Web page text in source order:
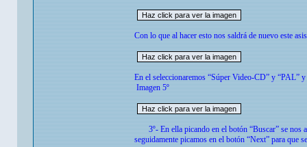
Con lo que al hacer esto nos saldrá de nuevo este
En el seleccionaremos “Súper Video-CD” y “PAL”
Imagen 5º
3º- En ella picando en el botón “Buscar” se nos
seguidamente picamos en el botón “Next” para que